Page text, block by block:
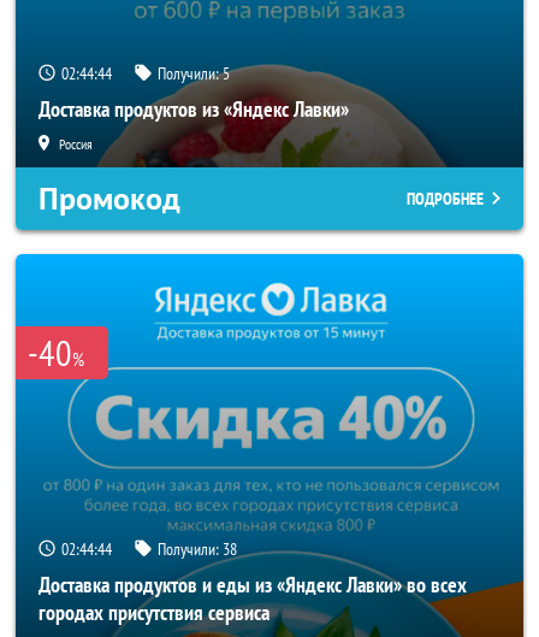
02:44:44 Получили:5
Доставка продуктов из «Яндекс Лавки»
Россия
Промокод ПОДРОБНЕЕ
-40%
02:44:44 Получили: 38
Доставка продуктов и еды из «Яндекс Лавки» во всех
городах присутствия сервиса